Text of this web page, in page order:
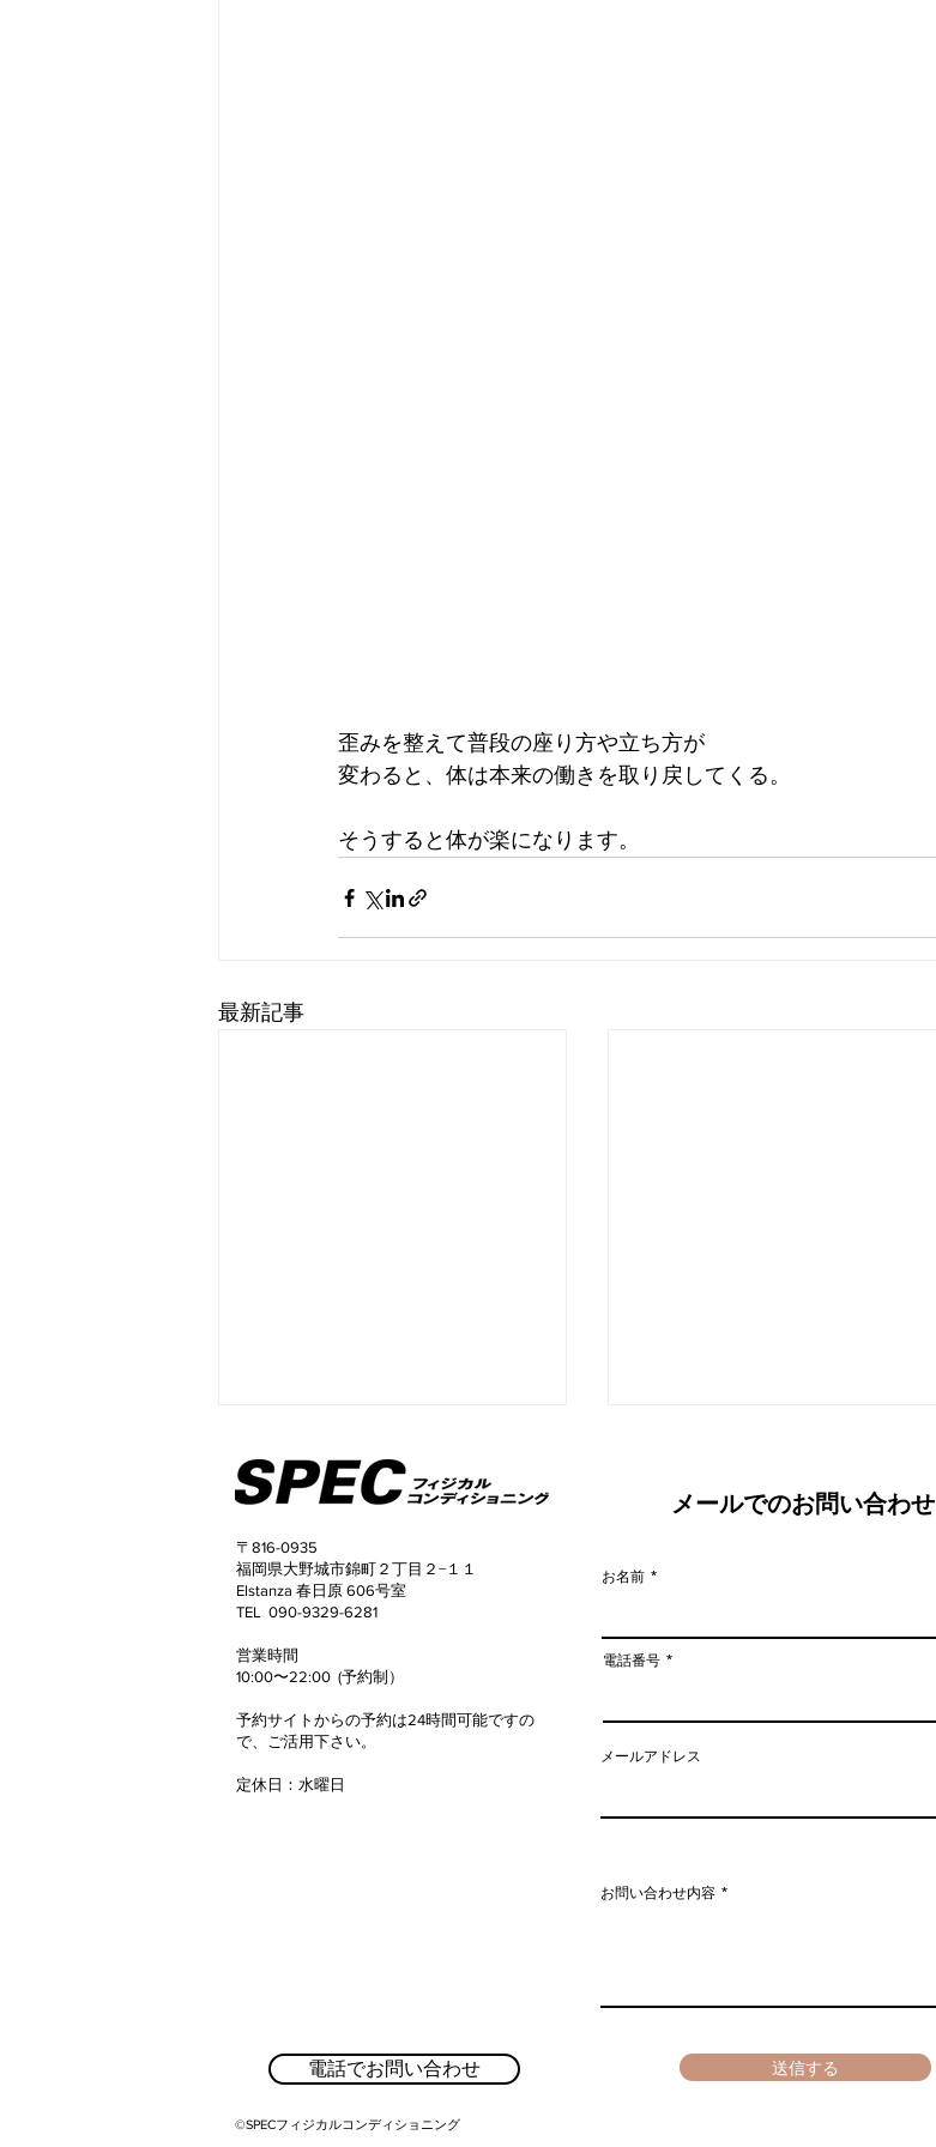
歪みを整えて普段の座り方や立ち方が
変わると、体は本来の働きを取り戻してくる。
そうすると体が楽になります。
最新記事
50代女性 3ヶ月でウエスト
マイナス8.2cm！
〒816-0935
福岡県大野城市錦町２丁目２−１１
Elstanza 春日原 606号室
TEL 090-9329-6281
​営業時間
10:00〜22:00 (予約制）
予約サイトからの予約は24時間可能ですの
で、
ご活用下さい。
定休日 ​： 水曜日
電話でお問い合わせ
©SPECフィジカルコンディショニング
メールでのお問い合わせ
お名前
電話番号
メールアドレス
お問い合わせ内容
送信する